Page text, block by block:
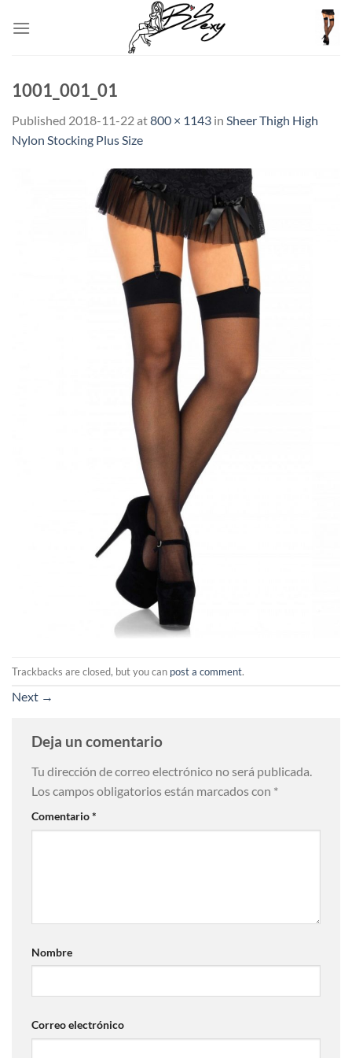
1001_001_01
Published 2018-11-22at800 × 1143 in Sheer Thigh High
Nylon Stocking Plus Size
Trackbacks are closed, but you can post a comment.
Next →
Deja un comentario
Tu dirección de correo electrónico no será publicada.
Los campos obligatorios están marcados con *
Comentario*
Nombre
Correo electrónico